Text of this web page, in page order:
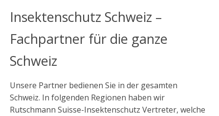
Insektenschutz Schweiz –
Fachpartner für die ganze
Schweiz
Unsere Partner bedienen Sie in der gesamten
Schweiz. In folgenden Regionen haben wir
Rutschmann Suisse-Insektenschutz Vertreter, welche